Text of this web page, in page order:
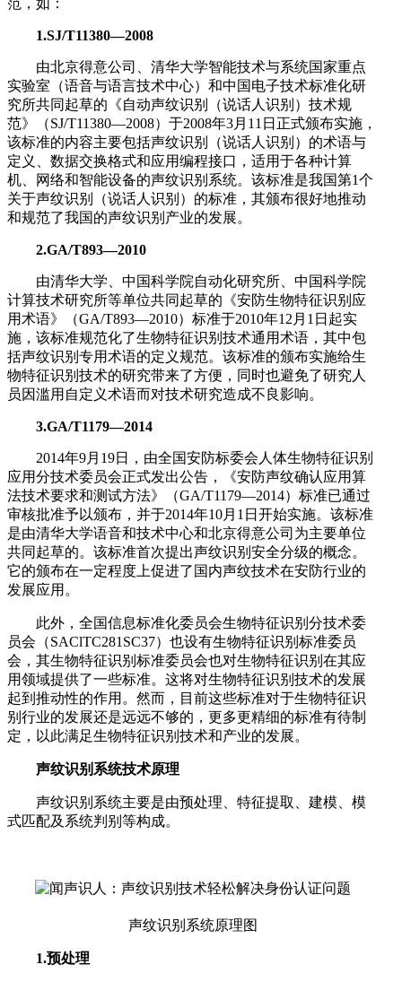
1.SJ/T11380—2008
由北京得意公司、清华大学智能技术与系统国家重点
实验室（语音与语言技术中心）和中国电子技术标准化研
究所共同起草的《自动声纹识别（说话人识别）技术规
范》（SJ/T11380—2008）于2008年3月11日正式颁布实施，
该标准的内容主要包括声纹识别（说话人识别）的术语与
定义、数据交换格式和应用编程接口，适用于各种计算
机、网络和智能设备的声纹识别系统。该标准是我国第1个
关于声纹识别（说话人识别）的标准，其颁布很好地推动
和规范了我国的声纹识别产业的发展。
2.GA/T893—2010
由清华大学、中国科学院自动化研究所、中国科学院
计算技术研究所等单位共同起草的《安防生物特征识别应
用术语》（GA/T893—2010）标准于2010年12月1日起实
施，该标准规范化了生物特征识别技术通用术语，其中包
括声纹识别专用术语的定义规范。该标准的颁布实施给生
物特征识别技术的研究带来了方便，同时也避免了研究人
员因滥用自定义术语而对技术研究造成不良影响。
3.GA/T1179—2014
2014年9月19日，由全国安防标委会人体生物特征识别
应用分技术委员会正式发出公告，《安防声纹确认应用算
法技术要求和测试方法》（GA/T1179—2014）标准已通过
审核批准予以颁布，并于2014年10月1日开始实施。该标准
是由清华大学语音和技术中心和北京得意公司为主要单位
共同起草的。该标准首次提出声纹识别安全分级的概念。
它的颁布在一定程度上促进了国内声纹技术在安防行业的
发展应用。
此外，全国信息标准化委员会生物特征识别分技术委
员会（SAClTC281SC37）也设有生物特征识别标准委员
会，其生物特征识别标准委员会也对生物特征识别在其应
用领域提供了一些标准。这将对生物特征识别技术的发展
起到推动性的作用。然而，目前这些标准对于生物特征识
别行业的发展还是远远不够的，更多更精细的标准有待制
定，以此满足生物特征识别技术和产业的发展。
声纹识别系统技术原理
声纹识别系统主要是由预处理、特征提取、建模、模
式匹配及系统判别等构成。
声纹识别系统原理图
1.预处理